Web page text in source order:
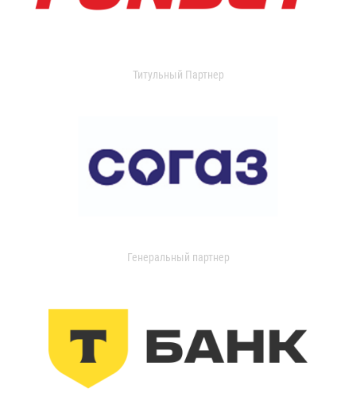
Титульный Партнер
Генеральный партнер